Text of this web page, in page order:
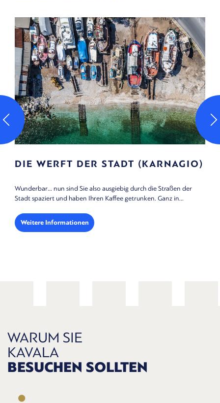
DIE WERFT DER STADT (KARNAGIO)
Wunderbar… nun sind Sie also ausgiebig durch die Straßen der
Stadt spaziert und haben Ihren Kaffee getrunken. Ganz in...
Weitere Informationen
WARUM SIE
KAVALA
BESUCHEN SOLLTEN